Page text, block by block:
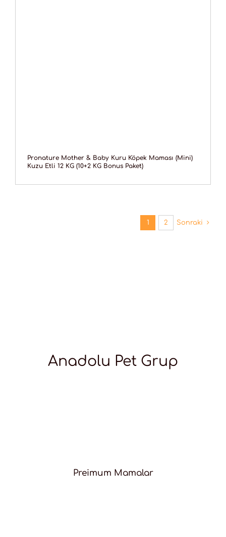
Pronature Mother & Baby Kuru Köpek Maması (Mini)
Kuzu Etli 12 KG (10+2 KG Bonus Paket)
1 2 Sonraki
Anadolu Pet Grup
Preimum Mamalar